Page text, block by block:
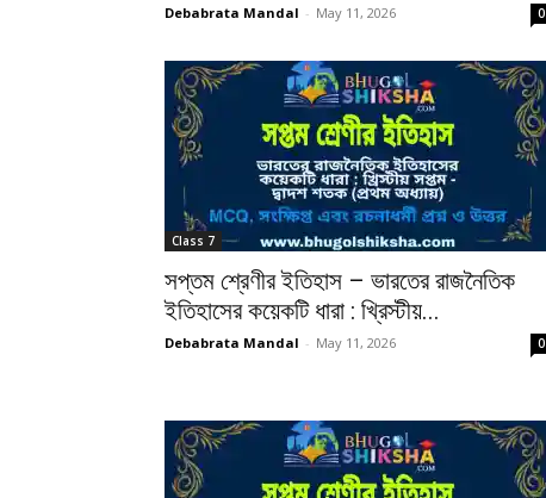
Debabrata Mandal - May 11, 2026 0
Class 7
সপ্তম শ্রেণীর ইতিহাস – ভারতের রাজনৈতিক
ইতিহাসের কয়েকটি ধারা : খ্রিস্টীয়...
Debabrata Mandal - May 11, 2026 0